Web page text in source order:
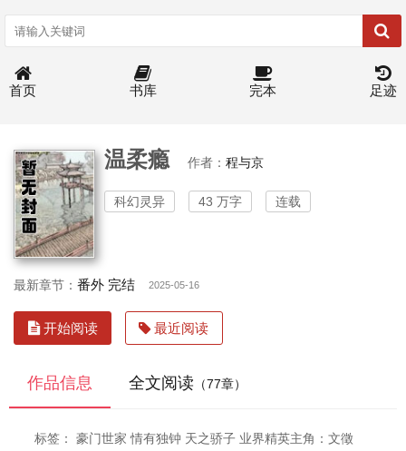
首页 书库 完本 足迹
温柔瘾 作者： 程与京
科幻灵异 43 万字 连载
最新章节： 番外 完结 2025-05-16
开始阅读 最近阅读
作品信息 全文阅读 （77章）
标签： 豪门世家 情有独钟 天之骄子 业界精英主角：文徵